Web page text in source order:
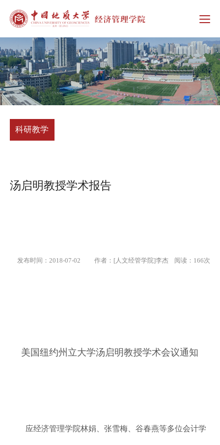
科研教学
汤启明教授学术报告
发布时间：2018-07-02 作者：[人文经管学院]李杰 阅读： 166次
美国纽约州立大学汤启明教授学术会议通知
应经济管理学院林娟、张雪梅、谷春燕等多位会计学